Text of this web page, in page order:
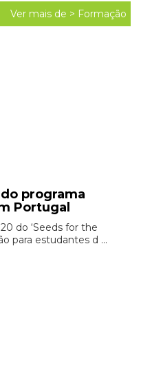
Ver mais de > Formação
programa
Portugal
do ‘Seeds for the
para estudantes d ...